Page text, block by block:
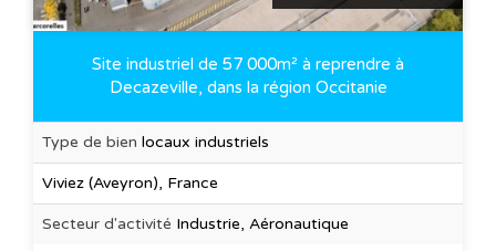
Site industriel de 57 000m² à reprendre à
Decazeville, dans la région Occitanie
Type de bien locaux industriels
Viviez (Aveyron), France
Secteur d'activité Industrie, Aéronautique